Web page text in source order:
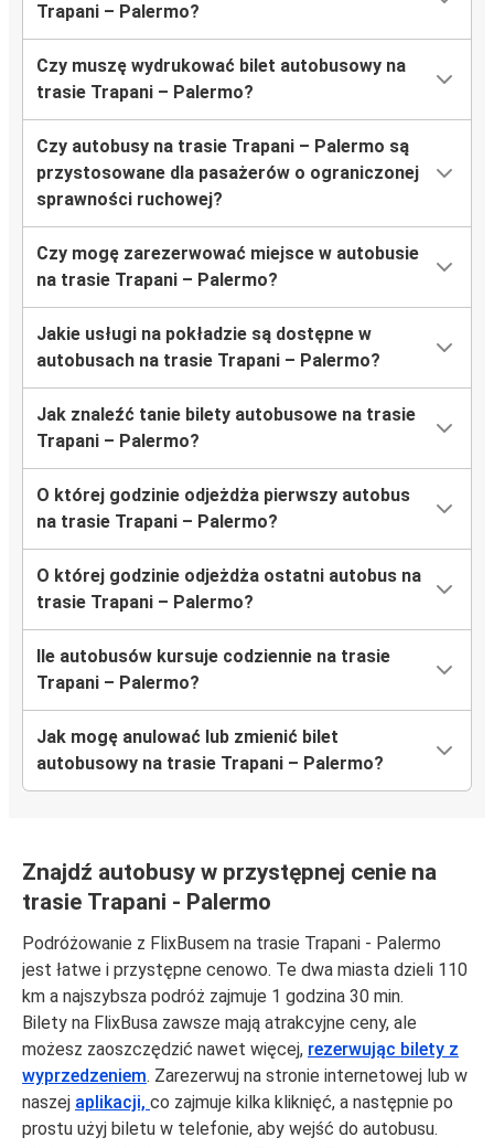
Trapani – Palermo?
Czy muszę wydrukować bilet autobusowy na
trasie Trapani – Palermo?
Czy autobusy na trasie Trapani – Palermo są
przystosowane dla pasażerów o ograniczonej
sprawności ruchowej?
Czy mogę zarezerwować miejsce w autobusie
na trasie Trapani – Palermo?
Jakie usługi na pokładzie są dostępne w
autobusach na trasie Trapani – Palermo?
Jak znaleźć tanie bilety autobusowe na trasie
Trapani – Palermo?
O której godzinie odjeżdża pierwszy autobus
na trasie Trapani – Palermo?
O której godzinie odjeżdża ostatni autobus na
trasie Trapani – Palermo?
Ile autobusów kursuje codziennie na trasie
Trapani – Palermo?
Jak mogę anulować lub zmienić bilet
autobusowy na trasie Trapani – Palermo?
Znajdź autobusy w przystępnej cenie na
trasie Trapani - Palermo
Podróżowanie z FlixBusem na trasie Trapani - Palermo
jest łatwe i przystępne cenowo. Te dwa miasta dzieli 110
km a najszybsza podróż zajmuje 1 godzina 30 min.
Bilety na FlixBusa zawsze mają atrakcyjne ceny, ale
możesz zaoszczędzić nawet więcej, rezerwując bilety z
wyprzedzeniem. Zarezerwuj na stronie internetowej lub w
naszej aplikacji, co zajmuje kilka kliknięć, a następnie po
prostu użyj biletu w telefonie, aby wejść do autobusu.